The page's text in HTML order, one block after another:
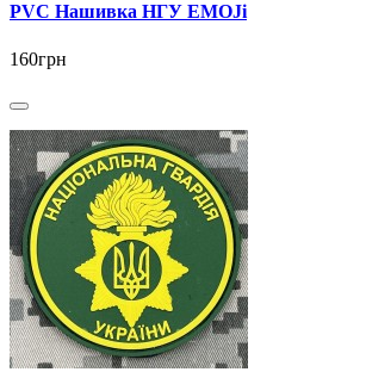
PVC Нашивка НГУ EMOJi
160грн